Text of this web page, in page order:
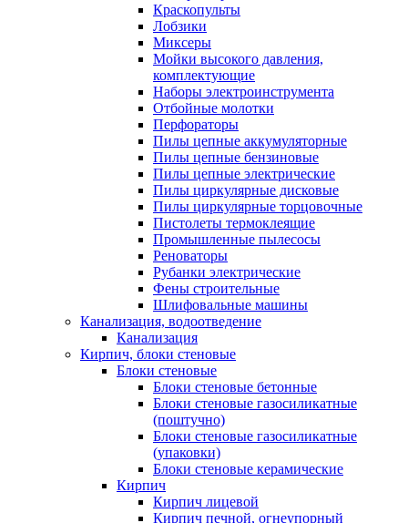
Краскопульты
Лобзики
Миксеры
Мойки высокого давления,
комплектующие
Наборы электроинструмента
Отбойные молотки
Перфораторы
Пилы цепные аккумуляторные
Пилы цепные бензиновые
Пилы цепные электрические
Пилы циркулярные дисковые
Пилы циркулярные торцовочные
Пистолеты термоклеящие
Промышленные пылесосы
Реноваторы
Рубанки электрические
Фены строительные
Шлифовальные машины
Канализация, водоотведение
Канализация
Кирпич, блоки стеновые
Блоки стеновые
Блоки стеновые бетонные
Блоки стеновые газосиликатные
(поштучно)
Блоки стеновые газосиликатные
(упаковки)
Блоки стеновые керамические
Кирпич
Кирпич лицевой
Кирпич печной, огнеупорный